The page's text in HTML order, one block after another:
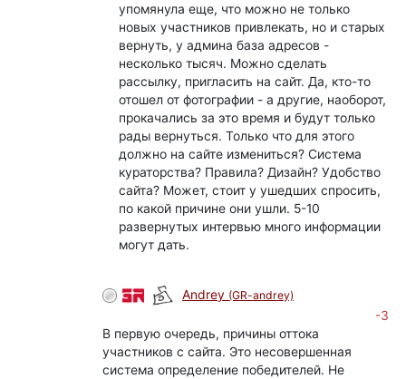
упомянула еще, что можно не только
новых участников привлекать, но и старых
вернуть, у админа база адресов -
несколько тысяч. Можно сделать
рассылку, пригласить на сайт. Да, кто-то
отошел от фотографии - а другие, наоборот,
прокачались за это время и будут только
рады вернуться. Только что для этого
должно на сайте измениться? Система
кураторства? Правила? Дизайн? Удобство
сайта? Может, стоит у ушедших спросить,
по какой причине они ушли. 5-10
развернутых интервью много информации
могут дать.
Andrey (GR-andrey)
-3
В первую очередь, причины оттока
участников с сайта. Это несовершенная
система определение победителей. Не